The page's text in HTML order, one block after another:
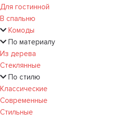
Для гостинной
В спальню
Комоды
По материалу
Из дерева
Стеклянные
По стилю
Классические
Современные
Стильные